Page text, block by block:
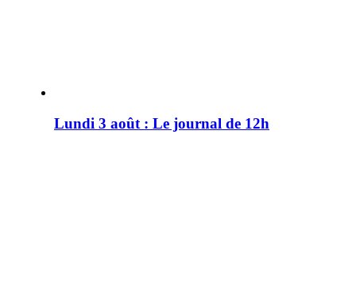
Lundi 3 août : Le journal de 12h